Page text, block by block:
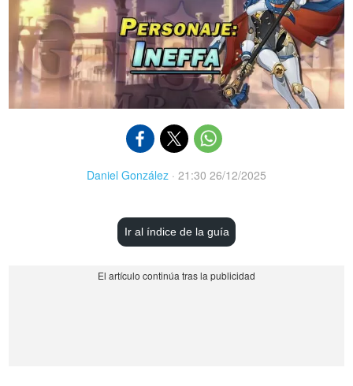
Daniel González · 21:30 26/12/2025
Ir al índice de la guía